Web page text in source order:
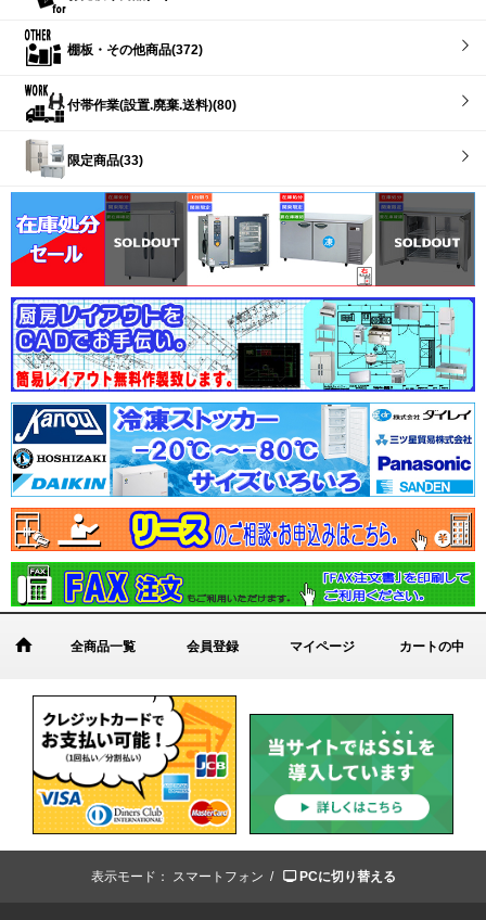
棚板・その他商品(372)
付帯作業(設置.廃棄.送料)(80)
限定商品(33)
全商品一覧 会員登録 マイページ カートの中
表示モード： スマートフォン / PCに切り替える